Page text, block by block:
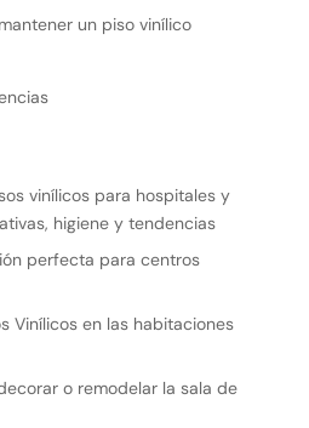
un piso vinílico
vinílicos para hospitales y
higiene y tendencias
perfecta para centros
Vinílicos en las habitaciones
o remodelar la sala de